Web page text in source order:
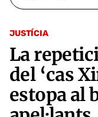
JUSTÍCIA
La
del ‘cas
estopa al